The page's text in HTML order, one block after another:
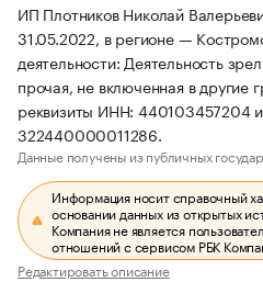
ИП Плотников Николай
31.05.2022, в регионе —
деятельности: Деятельность
прочая, не включенная в другие
реквизиты ИНН: 440103457204
322440000011286.
Данные получены из публичных
Информация носит справочный
основании данных из открытых
Компания не является
отношений с сервисом РБК
Редактировать описание